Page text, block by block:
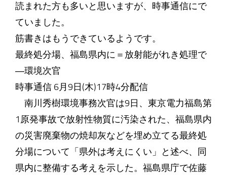
読まれた方も多いと思いますが、時事通信にで
ていました。
筋書きはもうできているようです。
最終処分場、福島県内に＝放射能がれき処理で
―環境次官
時事通信 6月9日(木)17時4分配信
南川秀樹環境事務次官は9日、東京電力福島第
1原発事故で放射性物質に汚染された、福島県内
の災害廃棄物の焼却灰などを埋め立てる最終処
分場について「県外は考えにくい」と述べ、同
県内に整備する考えを示した。福島県庁で佐藤